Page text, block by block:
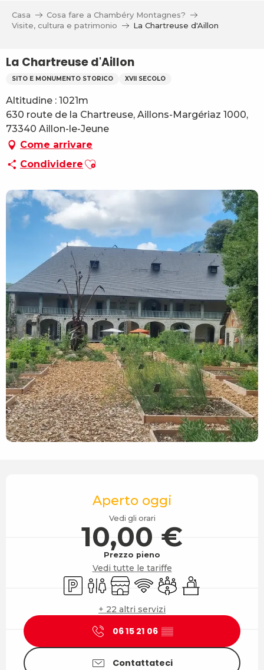
Casa
Cosa fare a Chambéry Montagnes?
Visite, cultura e patrimonio
La Chartreuse d'Aillon
La Chartreuse d'Aillon
SITO E MONUMENTO STORICO XVII SECOLO
Altitudine : 1021m
630 route de la Chartreuse, Aillons-Margériaz 1000,
73340 Aillon-le-Jeune
Come arrivare
Condividere Ajouter aux favoris
Aperto oggi
Vedi gli orari
10,00 €
Prezzo pieno
Vedi tutte le tariffe
Parcheggio
Servizi igienici
Negozio
Wi-Fi Sala riunioni
Seminari
+ 22 altri servizi
06 15 21 06 ▒▒
Contattateci